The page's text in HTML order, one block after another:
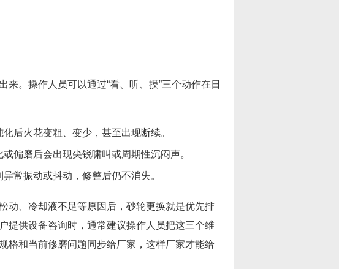
。操作人员可以通过“看、听、摸”三个动作在日
后火花变粗、变少，甚至出现断续。
偏磨后会出现尖锐啸叫或周期性沉闷声。
常振动或抖动，修整后仍不消失。
动、冷却液不足等原因后，砂轮更换就是优先排
提供设备咨询时，通常建议操作人员把这三个维
格和当前修磨问题同步给厂家，这样厂家才能给